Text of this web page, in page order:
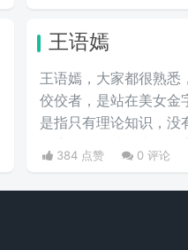
王语嫣
王语嫣，大家都很熟悉
佼佼者，是站在美女金
是指只有理论知识，没
金庸笔下的武侠小说
能看得出各个门派的武
却完全不会武功，适合
384 点赞 0 评论